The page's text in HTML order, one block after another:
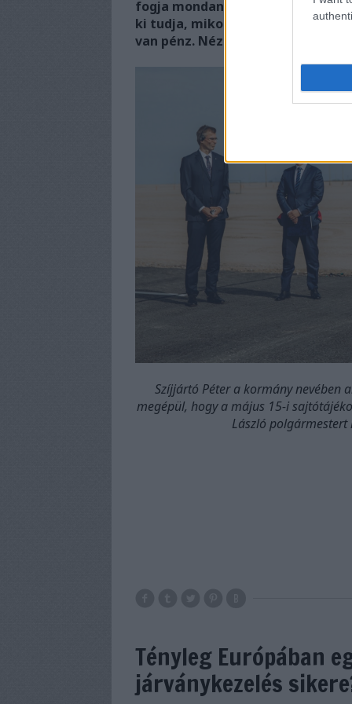
fogja mondani: „gazdasági
ki tudja, mikor nyitó BMW
van pénz. Nézzük a részleteket.
Szíjjártó Péter a kormány nevében
megépül, hogy a május 15-i
László
Tényleg Európában
járványkezelés